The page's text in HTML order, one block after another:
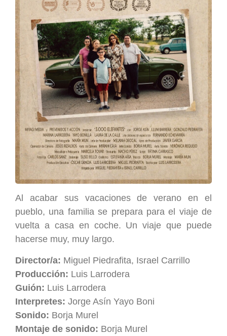
Al acabar sus vacaciones de verano en el
pueblo, una familia se prepara para el viaje de
vuelta a casa en coche. Un viaje que puede
hacerse muy, muy largo.
Director/a: Miguel Piedrafita, Israel Carrillo
Producción: Luis Larrodera
Guión: Luis Larrodera
Interpretes: Jorge Asín Yayo Boni
Sonido: Borja Murel
Montaje de sonido: Borja Murel